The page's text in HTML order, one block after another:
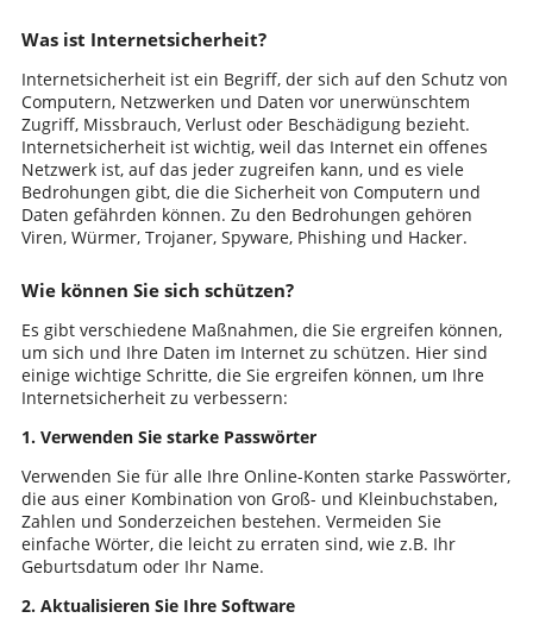
Was ist Internetsicherheit?
Internetsicherheit ist ein Begriff, der sich auf den Schutz von
Computern, Netzwerken und Daten vor unerwünschtem
Zugriff, Missbrauch, Verlust oder Beschädigung bezieht.
Internetsicherheit ist wichtig, weil das Internet ein offenes
Netzwerk ist, auf das jeder zugreifen kann, und es viele
Bedrohungen gibt, die die Sicherheit von Computern und
Daten gefährden können. Zu den Bedrohungen gehören
Viren, Würmer, Trojaner, Spyware, Phishing und Hacker.
Wie können Sie sich schützen?
Es gibt verschiedene Maßnahmen, die Sie ergreifen können,
um sich und Ihre Daten im Internet zu schützen. Hier sind
einige wichtige Schritte, die Sie ergreifen können, um Ihre
Internetsicherheit zu verbessern:
1. Verwenden Sie starke Passwörter
Verwenden Sie für alle Ihre Online-Konten starke Passwörter,
die aus einer Kombination von Groß- und Kleinbuchstaben,
Zahlen und Sonderzeichen bestehen. Vermeiden Sie
einfache Wörter, die leicht zu erraten sind, wie z.B. Ihr
Geburtsdatum oder Ihr Name.
2. Aktualisieren Sie Ihre Software